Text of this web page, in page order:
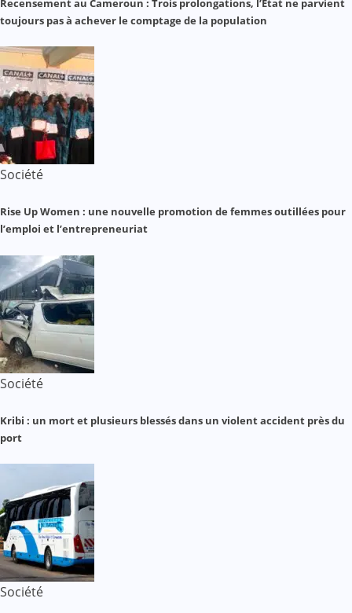
Recensement au Cameroun : Trois prolongations, l’État ne parvient
toujours pas à achever le comptage de la population
Société
Rise Up Women : une nouvelle promotion de femmes outillées pour
l’emploi et l’entrepreneuriat
Société
Kribi : un mort et plusieurs blessés dans un violent accident près du
port
Société